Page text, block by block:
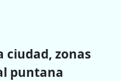
ciudad, zonas
puntana